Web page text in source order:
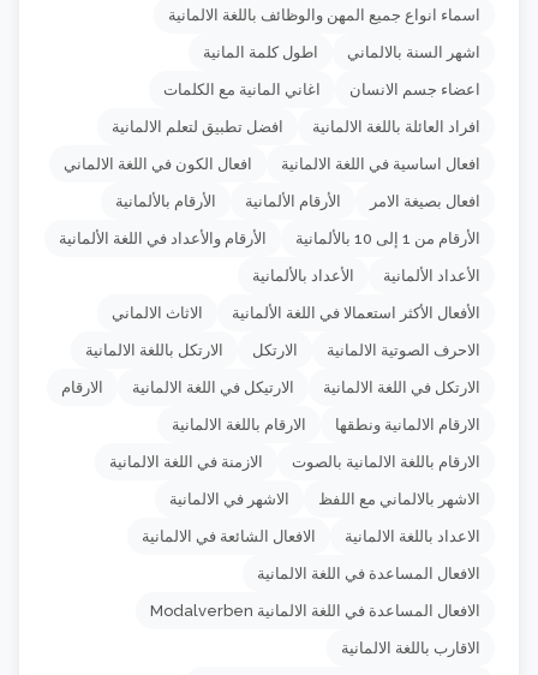
اسماء انواع جميع المهن والوظائف باللغة الالمانية
اشهر السنة بالالماني اطول كلمة المانية
اعضاء جسم الانسان اغاني المانية مع الكلمات
افراد العائلة باللغة الالمانية افضل تطبيق لتعلم الالمانية
افعال اساسية في اللغة الالمانية افعال الكون في اللغة الالماني
افعال بصيغة الامر الأرقام الألمانية الأرقام بالألمانية
الأرقام من 1 إلى 10 بالألمانية الأرقام والأعداد في اللغة الألمانية
الأعداد الألمانية الأعداد بالألمانية
الأفعال الأكثر استعمالا في اللغة الألمانية الاثاث الالماني
الاحرف الصوتية الالمانية الارتكل الارتكل باللغة الالمانية
الارتكل في اللغة الالمانية الارتيكل في اللغة الالمانية الارقام
الارقام الالمانية ونطقها الارقام باللغة الالمانية
الارقام باللغة الالمانية بالصوت الازمنة في اللغة الالمانية
الاشهر بالالماني مع اللفظ الاشهر في الالمانية
الاعداد باللغة الالمانية الافعال الشائعة في الالمانية
الافعال المساعدة في اللغة الالمانية
الافعال المساعدة في اللغة الالمانية Modalverben
الاقارب باللغة الالمانية